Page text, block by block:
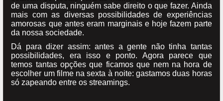
de uma disputa, ninguém sabe direito o que fazer. Ainda
mais com as diversas possibilidades de experiências
amorosas que antes eram marginais e hoje fazem parte
da nossa sociedade.
Dá para dizer assim: antes a gente não tinha tantas
possibilidades, era isso e ponto. Agora parece que
temos tantas opções que ficamos que nem na hora de
escolher um filme na sexta à noite: gastamos duas horas
só zapeando entre os streamings.